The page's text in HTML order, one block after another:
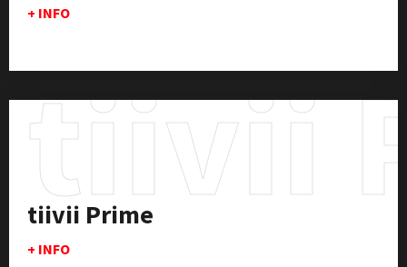
+ INFO
tiivii
tiivii Prime
+ INFO